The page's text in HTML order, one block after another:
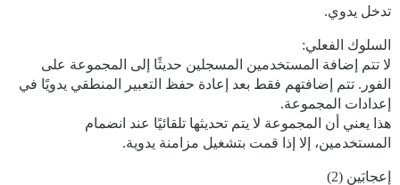
تدخل يدوي.
السلوك الفعلي:
لا تتم إضافة المستخدمين المسجلين حديثًا إلى المجموعة على
الفور. تتم إضافتهم فقط بعد إعادة حفظ التعبير المنطقي يدويًا في
إعدادات المجموعة.
هذا يعني أن المجموعة لا يتم تحديثها تلقائيًا عند انضمام
المستخدمين، إلا إذا قمت بتشغيل مزامنة يدوية.
إعجابَين (2)